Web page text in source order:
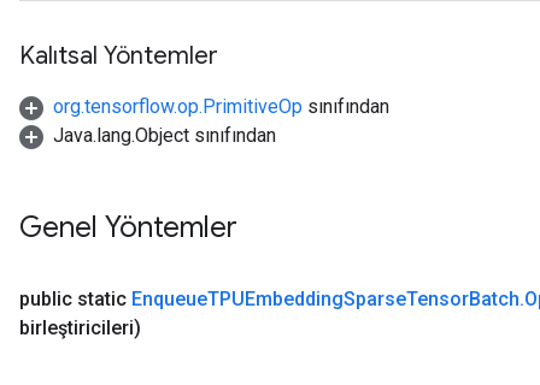
Kalıtsal Yöntemler
org.tensorflow.op.PrimitiveOp sınıfından
Java.lang.Object sınıfından
Genel Yöntemler
public static EnqueueTPUEmbeddingSparseTensorBatch.
birleştiricileri)